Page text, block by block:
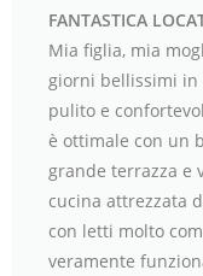
FANTASTICA
Mia figlia, mia
giorni bellissimi in
pulito e
è ottimale con un
grande terrazza e
cucina attrezzata
con letti molto
veramente